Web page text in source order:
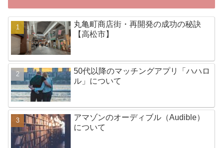
丸亀町商店街・再開発の成功の秘訣
【高松市】
50代以降のマッチングアプリ「ハハロ
ル」について
アマゾンのオーディブル（Audible）
について